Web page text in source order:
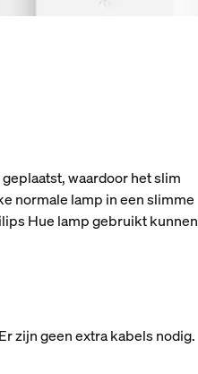
waardoor het slim
normale lamp in een slimme
Hue lamp gebruikt kunnen
zijn geen extra kabels nodig.